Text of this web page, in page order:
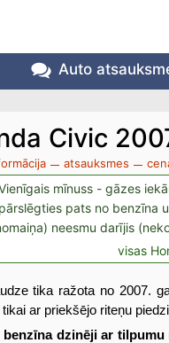
Auto
Civic
atsauksmes
mīnuss - gāzes
pats no benzīna
neesmu darījis
visas
tika ražota no 2007.
ar priekšējo riteņu
dzinēji ar tilpumu